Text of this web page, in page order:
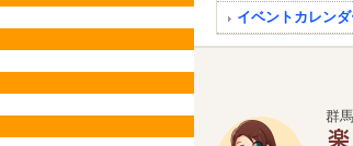
イベントカレン
群